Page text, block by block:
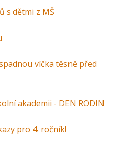
s dětmi z MŠ
víčka těsně před
akademii - DEN RODIN
pro 4. ročník!